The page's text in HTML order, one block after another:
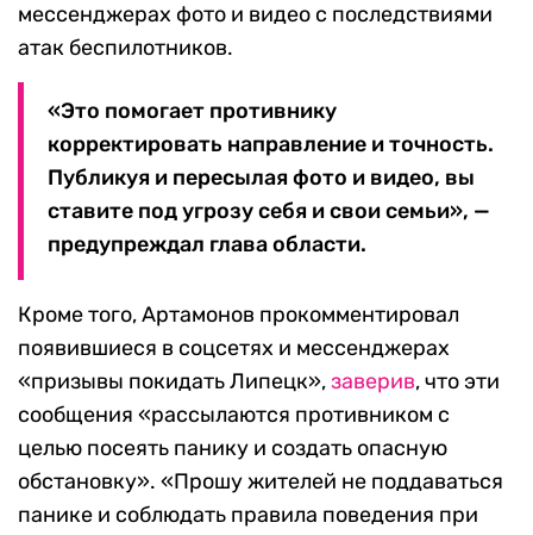
мессенджерах фото и видео с последствиями
атак беспилотников.
«Это помогает противнику
корректировать направление и точность.
Публикуя и пересылая фото и видео, вы
ставите под угрозу себя и свои семьи», —
предупреждал глава области.
Кроме того, Артамонов прокомментировал
появившиеся в соцсетях и мессенджерах
«призывы покидать Липецк»,заверив, что эти
сообщения «рассылаются противником с
целью посеять панику и создать опасную
обстановку». «Прошу жителей не поддаваться
панике и соблюдать правила поведения при